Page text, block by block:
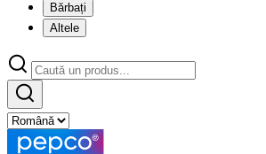
Bărbați
Altele